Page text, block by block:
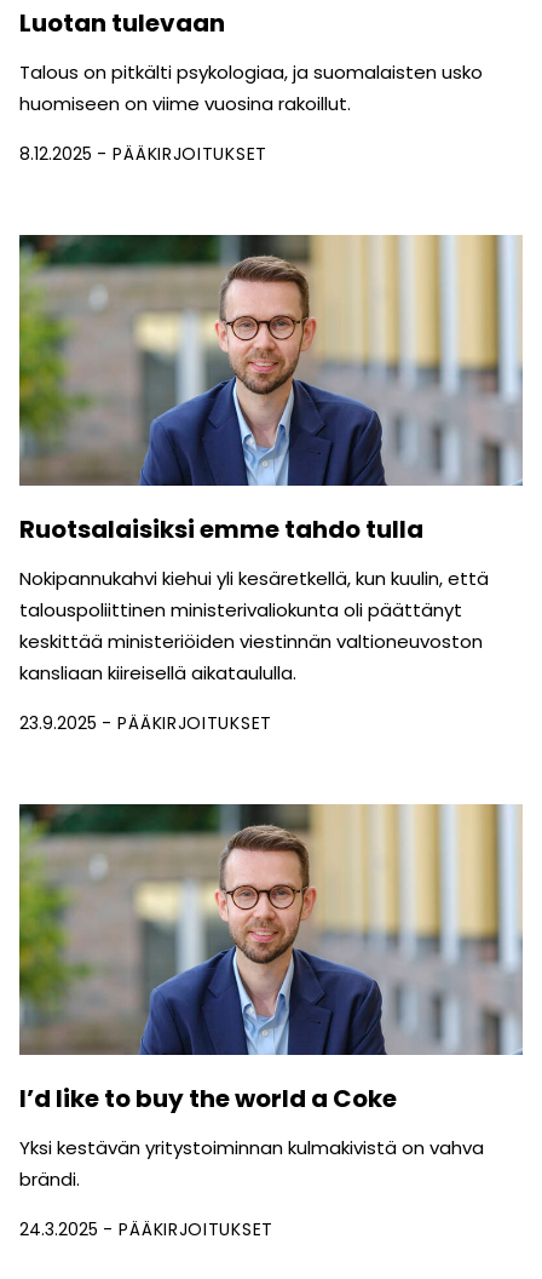
Luotan tulevaan
Talous on pitkälti psykologiaa, ja suomalaisten usko
huomiseen on viime vuosina rakoillut.
8.12.2025 PÄÄKIRJOITUKSET
Ruotsalaisiksi emme tahdo tulla
Nokipannukahvi kiehui yli kesäretkellä, kun kuulin, että
talous­poliittinen ministerivaliokunta oli päättänyt
keskittää ministeriöiden viestinnän valtioneuvoston
kansliaan kiireisellä aikataululla.
23.9.2025 PÄÄKIRJOITUKSET
I’d like to buy the world a Coke
Yksi kestävän yritystoiminnan kulmakivistä on vahva
brändi.
24.3.2025 PÄÄKIRJOITUKSET